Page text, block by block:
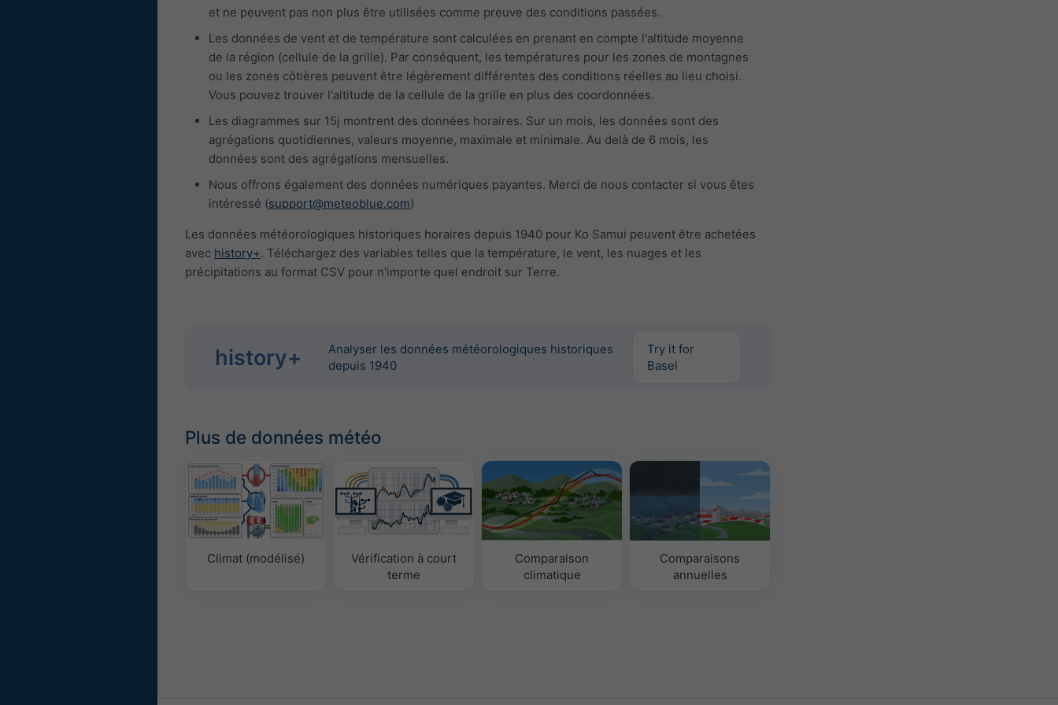
et ne peuvent pas non plus être utilisées comme preuve des conditions passées.
Les données de vent et de température sont calculées en prenant en compte l'altitude moyenne
de la région (cellule de la grille). Par conséquent, les températures pour les zones de montagnes
ou les zones côtières peuvent être légèrement différentes des conditions réelles au lieu choisi.
Vous pouvez trouver l'altitude de la cellule de la grille en plus des coordonnées.
Les diagrammes sur 15j montrent des données horaires. Sur un mois, les données sont des
agrégations quotidiennes, valeurs moyenne, maximale et minimale. Au delà de 6 mois, les
données sont des agrégations mensuelles.
Nous offrons également des données numériques payantes. Merci de nous contacter si vous êtes
intéressé (support@meteoblue.com)
Les données météorologiques historiques horaires depuis 1940 pour Ko Samui peuvent être achetées
avec history+. Téléchargez des variables telles que la température, le vent, les nuages et les
précipitations au format CSV pour n'importe quel endroit sur Terre.
history+
Analyser les données météorologiques historiques
depuis 1940
Try it for
Basel
Plus de données météo
Climat (modélisé)
Vérification à court
terme
Comparaison
climatique
Comparaisons
annuelles